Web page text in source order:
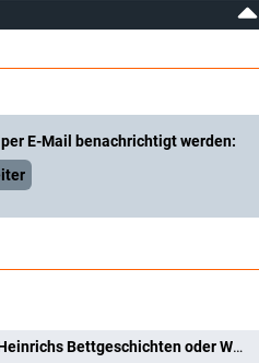
E-Mail benachrichtigt werden:
Carry on: Heinrichs Bettgeschichten oder Wie der Knoblauch nach England kam